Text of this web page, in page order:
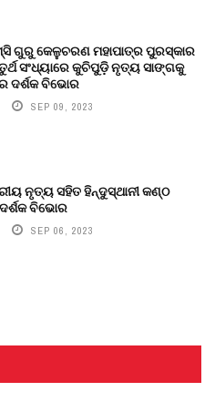
ଗୁରୁ କେଳୁଚରଣ ମହାପାତ୍ର ପୁରସ୍କାର
ସଂଧ୍ୟାରେ କୁଚିପୁଡ଼ି ନୃତ୍ୟ ସାଙ୍ଗକୁ
ଦର୍ଶକ ବିଭୋର
SEP 09, 2023
ନୃତ୍ୟ ସହିତ ହିନ୍ଦୁସ୍ଥାନୀ କଣ୍ଠ
ବିଭୋର
SEP 06, 2023